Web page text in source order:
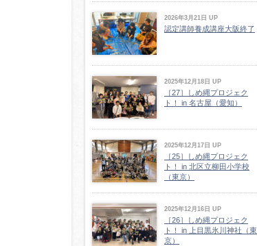
2026年3月21日 UP
認定講師養成講座大阪終了
2025年12月18日 UP
［27］しめ縄プロジェク
ト！ in 名古屋（愛知）
2025年12月17日 UP
［25］しめ縄プロジェク
ト！ in 北区立柳田小学校
（東京）
2025年12月16日 UP
［26］しめ縄プロジェク
ト！ in 上目黒氷川神社（東
京）